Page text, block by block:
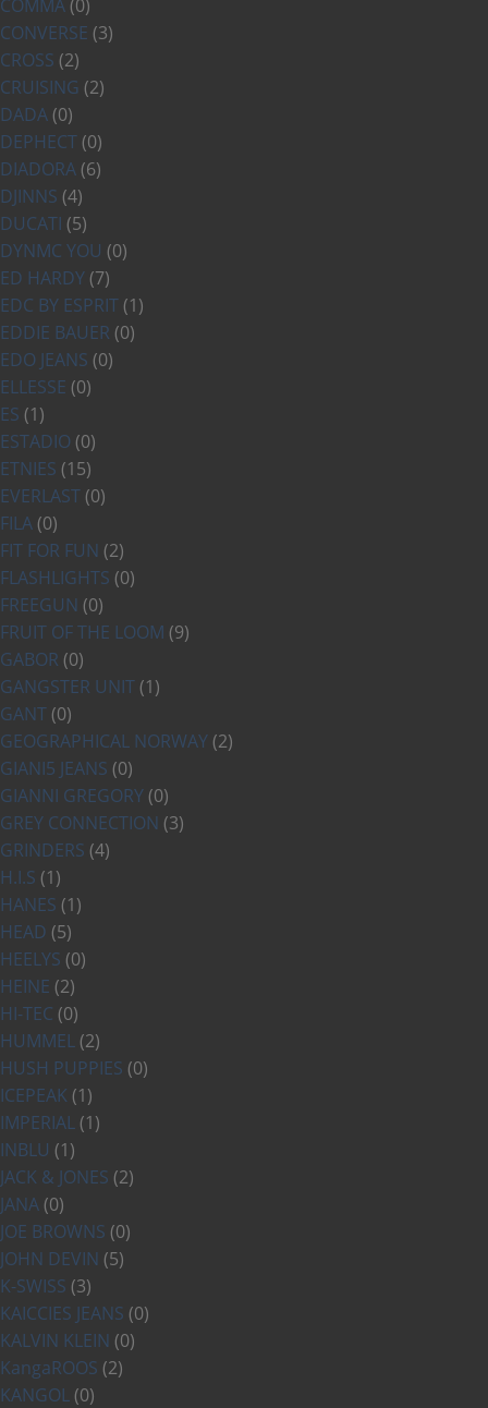
COMMA (0)
CONVERSE (3)
CROSS (2)
CRUISING (2)
DADA (0)
DEPHECT (0)
DIADORA (6)
DJINNS (4)
DUCATI (5)
DYNMC YOU (0)
ED HARDY (7)
EDC BY ESPRIT (1)
EDDIE BAUER (0)
EDO JEANS (0)
ELLESSE (0)
ES (1)
ESTADIO (0)
ETNIES (15)
EVERLAST (0)
FILA (0)
FIT FOR FUN (2)
FLASHLIGHTS (0)
FREEGUN (0)
FRUIT OF THE LOOM (9)
GABOR (0)
GANGSTER UNIT (1)
GANT (0)
GEOGRAPHICAL NORWAY (2)
GIANI5 JEANS (0)
GIANNI GREGORY (0)
GREY CONNECTION (3)
GRINDERS (4)
H.I.S (1)
HANES (1)
HEAD (5)
HEELYS (0)
HEINE (2)
HI-TEC (0)
HUMMEL (2)
HUSH PUPPIES (0)
ICEPEAK (1)
IMPERIAL (1)
INBLU (1)
JACK & JONES (2)
JANA (0)
JOE BROWNS (0)
JOHN DEVIN (5)
K-SWISS (3)
KAICCIES JEANS (0)
KALVIN KLEIN (0)
KangaROOS (2)
KANGOL (0)